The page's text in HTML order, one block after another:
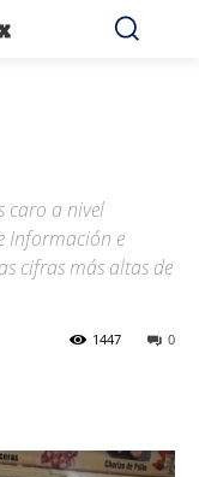
caro a nivel
Información e
cifras más altas de
0
1447